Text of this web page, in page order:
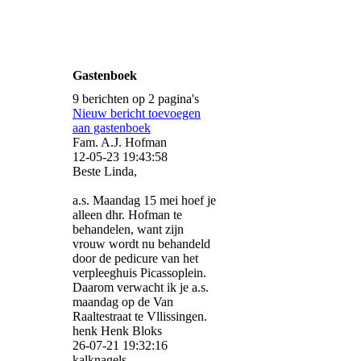
Gastenboek
9 berichten op 2 pagina's
Nieuw bericht toevoegen
aan gastenboek
Fam. A.J. Hofman
12-05-23 19:43:58
Beste Linda,
a.s. Maandag 15 mei hoef je
alleen dhr. Hofman te
behandelen, want zijn
vrouw wordt nu behandeld
door de pedicure van het
verpleeghuis Picassoplein.
Daarom verwacht ik je a.s.
maandag op de Van
Raaltestraat te Vllissingen.
henk Henk Bloks
26-07-21 19:32:16